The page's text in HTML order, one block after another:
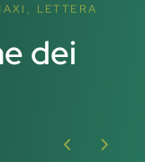
LETTERA
dei